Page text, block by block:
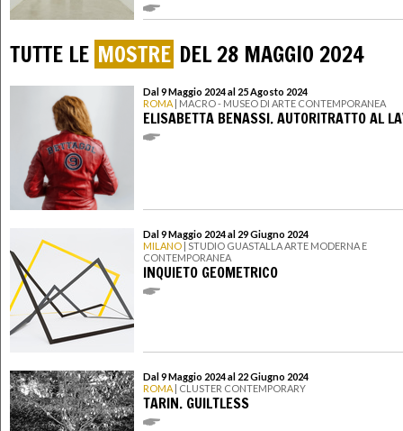
TUTTE LE MOSTRE DEL 28 MAGGIO 2024
Dal 9 Maggio 2024 al 25 Agosto 2024
ROMA | MACRO - MUSEO DI ARTE CONTEMPORANEA
ELISABETTA BENASSI. AUTORITRATTO AL
Dal 9 Maggio 2024 al 29 Giugno 2024
MILANO | STUDIO GUASTALLA ARTE MODERNA E
CONTEMPORANEA
INQUIETO GEOMETRICO
Dal 9 Maggio 2024 al 22 Giugno 2024
ROMA | CLUSTER CONTEMPORARY
TARIN. GUILTLESS